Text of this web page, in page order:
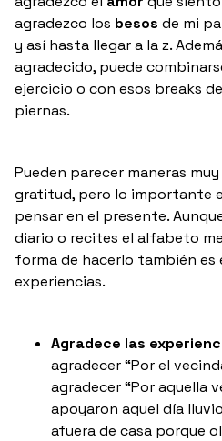
agradezco los besos de mi
y así hasta llegar a la z.
agradecido, puede
ejercicio o con esos breaks
piernas.
Pueden parecer maneras
gratitud, pero lo importante
pensar en el presente.
diario o recites el alfabeto
forma de hacerlo también es
experiencias.
Agradece las
agradecer “Por el
agradecer “Por aquella
apoyaron aquel día
afuera de casa porque